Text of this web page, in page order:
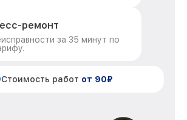
ремонт
за 35 минут по
Стоимость работ от 90₽